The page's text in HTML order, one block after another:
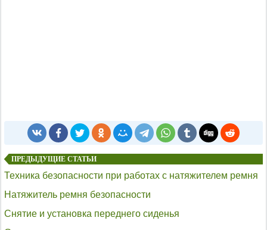
ПРЕДЫДУЩИЕ СТАТЬИ
Техника безопасности при работах с натяжителем ремня
Натяжитель ремня безопасности
Снятие и установка переднего сиденья